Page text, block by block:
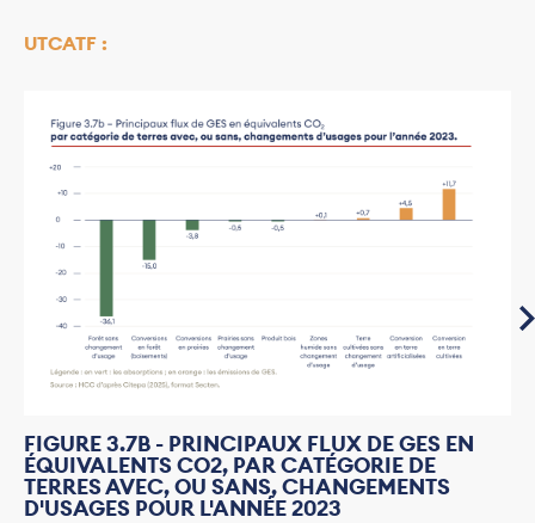
UTCATF :
FIGURE 3.7B - PRINCIPAUX FLUX DE GES EN
ÉQUIVALENTS CO2, PAR CATÉGORIE DE
TERRES AVEC, OU SANS, CHANGEMENTS
D'USAGES POUR L'ANNÉE 2023